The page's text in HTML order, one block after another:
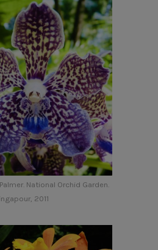
National Orchid Garden.
2011